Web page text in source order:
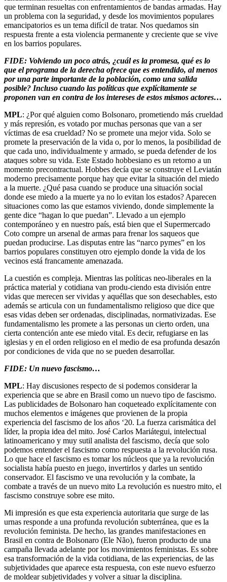
que terminan resueltas con enfrentamientos de bandas armadas. Hay
un problema con la seguridad, y desde los movimientos populares
emancipatorios es un tema difícil de tratar. Nos quedamos sin
respuesta frente a esta violencia permanente y creciente que se vive
en los barrios populares.
FIDE: Volviendo un poco atrás, ¿cuál es la promesa, qué es lo
que el programa de la derecha ofrece que es entendido, al menos
por una parte importante de la población, como una salida
posible? Incluso cuando las políticas que explícitamente se
proponen van en contra de los intereses de estos mismos actores…
MPL: ¿Por qué alguien como Bolsonaro, prometiendo más crueldad
y más represión, es votado por muchas personas que van a ser
víctimas de esa crueldad? No se promete una mejor vida. Solo se
promete la preservación de la vida o, por lo menos, la posibilidad de
que cada uno, individualmente y armado, se pueda defender de los
ataques sobre su vida. Este Estado hobbesiano es un retorno a un
momento precontractual. Hobbes decía que se construye el Leviatán
moderno precisamente porque hay que evitar la situación del miedo
a la muerte. ¿Qué pasa cuando se produce una situación social
donde ese miedo a la muerte ya no lo evitan los estados? Aparecen
situaciones como las que estamos viviendo, donde simplemente la
gente dice “hagan lo que puedan”. Llevado a un ejemplo
contemporáneo y en nuestro país, está bien que el Supermercado
Coto compre un arsenal de armas para frenar los saqueos que
puedan producirse. Las disputas entre las “narco pymes” en los
barrios populares constituyen otro ejemplo donde la vida de los
vecinos está francamente amenazada.
La cuestión es compleja. Mientras las políticas neo-liberales en la
práctica material y cotidiana van produ-ciendo esta división entre
vidas que merecen ser vividas y aquéllas que son desechables, esto
además se articula con un fundamentalismo religioso que dice que
esas vidas deben ser ordenadas, disciplinadas, normativizadas. Ese
fundamentalismo les promete a las personas un cierto orden, una
cierta contención ante ese miedo vital. Es decir, refugiarse en las
iglesias y en el orden religioso en el medio de esa profunda desazón
por condiciones de vida que no se pueden desarrollar.
FIDE: Un nuevo fascismo…
MPL: Hay discusiones respecto de si podemos considerar la
experiencia que se abre en Brasil como un nuevo tipo de fascismo.
Las publicidades de Bolsonaro han coqueteado explícitamente con
muchos elementos e imágenes que provienen de la propia
experiencia del fascismo de los años ‘20. La fuerza carismática del
líder, la propia idea del mito. José Carlos Mariátegui, intelectual
latinoamericano y muy sutil analista del fascismo, decía que solo
podemos entender el fascismo como respuesta a la revolución rusa.
Lo que hace el fascismo es tomar los núcleos que ya la revolución
socialista había puesto en juego, invertirlos y darles un sentido
conservador. El fascismo ve una revolución y la combate, la
combate a través de un nuevo mito La revolución es nuestro mito, el
fascismo construye sobre ese mito.
Mi impresión es que esta experiencia autoritaria que surge de las
urnas responde a una profunda revolución subterránea, que es la
revolución feminista. De hecho, las grandes manifestaciones en
Brasil en contra de Bolsonaro (Ele Não), fueron producto de una
campaña llevada adelante por los movimientos feministas. Es sobre
esa transformación de la vida cotidiana, de las experiencias, de las
subjetividades que aparece esta respuesta, con este nuevo esfuerzo
de moldear subjetividades y volver a situar la disciplina.